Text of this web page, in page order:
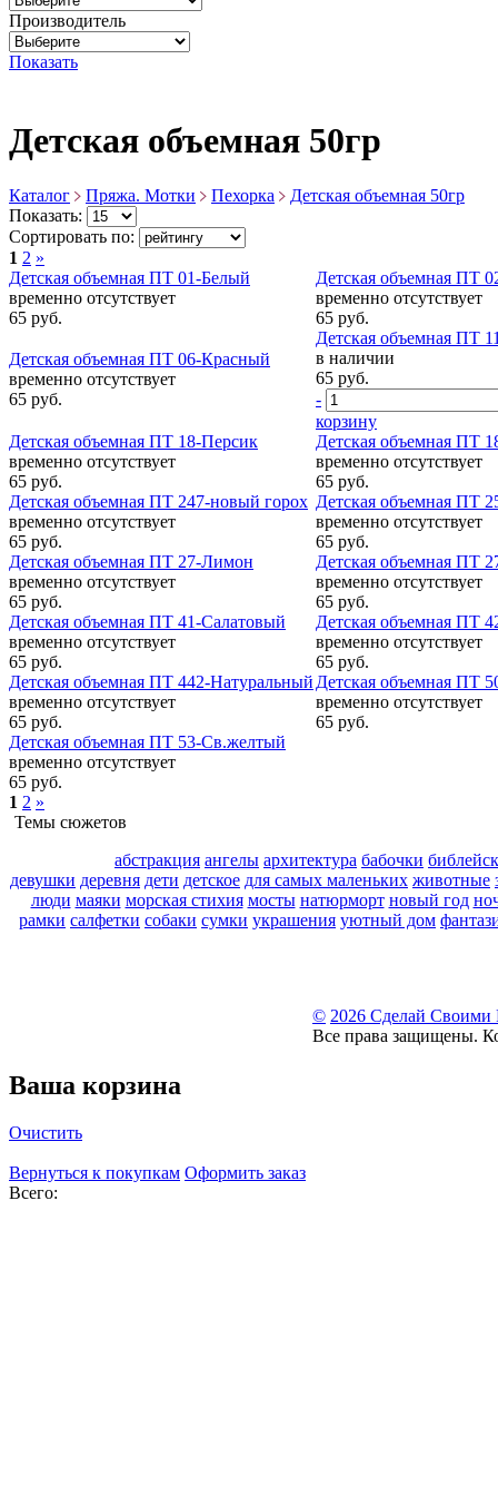
Производитель
Показать
Детская объемная 50гр
Каталог Пряжа. Мотки Пехорка
Детская объемная 50гр
Показать:
Сортировать по:
1 2 »
Детская объемная ПТ 01-Белый
временно отсутствует
65 руб.
Детская объемная ПТ
временно отсутствует
65 руб.
Детская объемная ПТ 06-Красный
временно отсутствует
65 руб.
Детская объемная ПТ
в наличии
65 руб.
-
корзину
Детская объемная ПТ 18-Персик
временно отсутствует
65 руб.
Детская объемная ПТ
временно отсутствует
65 руб.
Детская объемная ПТ 247-новый горох
временно отсутствует
65 руб.
Детская объемная ПТ
временно отсутствует
65 руб.
Детская объемная ПТ 27-Лимон
временно отсутствует
65 руб.
Детская объемная ПТ
временно отсутствует
65 руб.
Детская объемная ПТ 41-Салатовый
временно отсутствует
65 руб.
Детская объемная ПТ
временно отсутствует
65 руб.
Детская объемная ПТ 442-Натуральный
временно отсутствует
65 руб.
Детская объемная ПТ
временно отсутствует
65 руб.
Детская объемная ПТ 53-Св.желтый
временно отсутствует
65 руб.
1 2 »
Темы сюжетов
абстракция ангелы архитектура бабочки
девушки деревня дети детское для самых маленьких животные
люди маяки морская стихия мосты натюрморт новый год
рамки салфетки собаки сумки украшения уютный дом
© 2026 Сделай Своими
Все права защищены.
Ваша корзина
Очистить
Вернуться к покупкам Оформить заказ
Всего: